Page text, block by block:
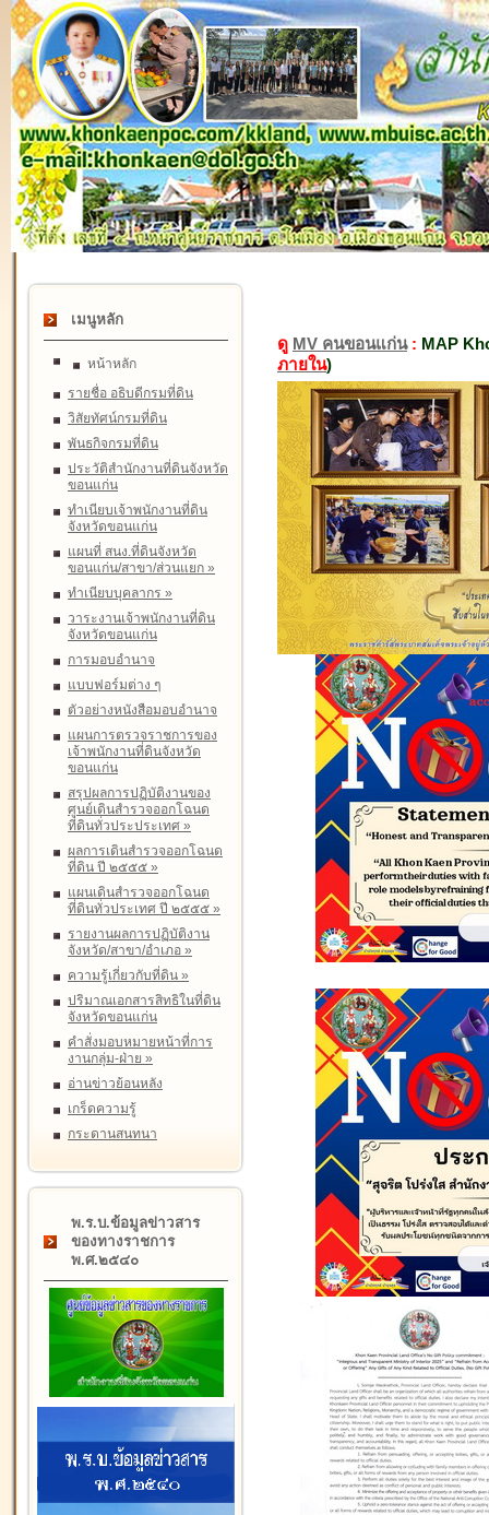
เมนูหลัก
หน้าหลัก
รายชื่อ อธิบดีกรมที่ดิน
วิสัยทัศน์กรมที่ดิน
พันธกิจกรมที่ดิน
ประวัติสำนักงานที่ดินจังหวัด
ขอนแก่น
ทำเนียบเจ้าพนักงานที่ดิน
จังหวัดขอนแก่น
แผนที่ สนง.ที่ดินจังหวัด
ขอนแก่น/สาขา/ส่วนแยก »
ทำเนียบบุคลากร »
วาระงานเจ้าพนักงานที่ดิน
จังหวัดขอนแก่น
การมอบอำนาจ
แบบฟอร์มต่าง ๆ
ตัวอย่างหนังสือมอบอำนาจ
แผนการตรวจราชการของ
เจ้าพนักงานที่ดินจังหวัด
ขอนแก่น
สรุปผลการปฏิบัติงานของ
ศูนย์เดินสำรวจออกโฉนด
ที่ดินทั่วประประเทศ »
ผลการเดินสำรวจออกโฉนด
ที่ดิน ปี ๒๕๕๕ »
แผนเดินสำรวจออกโฉนด
ที่ดินทั่วประเทศ ปี ๒๕๕๕ »
รายงานผลการปฏิบัติงาน
จังหวัด/สาขา/อำเภอ »
ความรู้เกี่ยวกับที่ดิน »
ปริมาณเอกสารสิทธิในที่ดิน
จังหวัดขอนแก่น
คำสั่งมอบหมายหน้าที่การ
งานกลุ่ม-ฝ่าย »
อ่านข่าวย้อนหลัง
เกร็ดความรู้
กระดานสนทนา
พ.ร.บ.ข้อมูลข่าวสาร
ของทางราชการ
พ.ศ.๒๕๔๐
ดู MV คนขอนแก่น: MAP
ภายใน)